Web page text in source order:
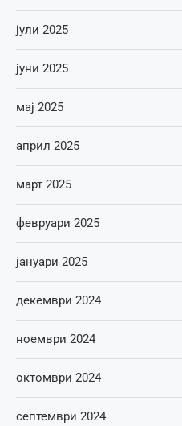
јули 2025
јуни 2025
мај 2025
април 2025
март 2025
февруари 2025
јануари 2025
декември 2024
ноември 2024
октомври 2024
септември 2024